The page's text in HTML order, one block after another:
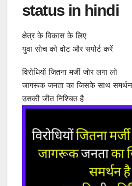
status in hindi
क्षेत्र के विकास के लिए
युवा सोच को वोट और सपोर्ट करें
विरोधियों जितना मर्जी जोर लगा लो
जागरूक जनता का जिसके साथ
उसकी जीत निश्चित है